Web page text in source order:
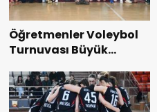
Öğretmenler Voleybol
Turnuvası Büyük